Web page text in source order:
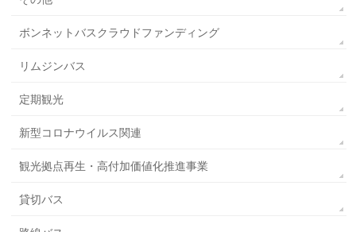
ボンネットバスクラウドファンディング
リムジンバス
定期観光
新型コロナウイルス関連
観光拠点再生・高付加価値化推進事業
貸切バス